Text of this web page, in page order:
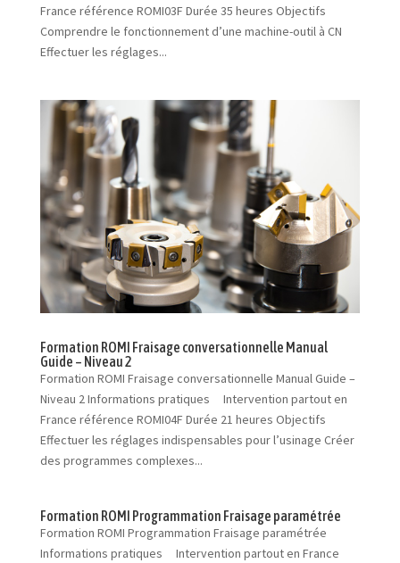
France référence ROMI03F Durée 35 heures Objectifs
Comprendre le fonctionnement d’une machine-outil à CN
Effectuer les réglages...
Formation ROMI Fraisage conversationnelle Manual
Guide – Niveau 2
Formation ROMI Fraisage conversationnelle Manual Guide –
Niveau 2 Informations pratiques Intervention partout en
France référence ROMI04F Durée 21 heures Objectifs
Effectuer les réglages indispensables pour l’usinage Créer
des programmes complexes...
Formation ROMI Programmation Fraisage paramétrée
Formation ROMI Programmation Fraisage paramétrée
Informations pratiques Intervention partout en France